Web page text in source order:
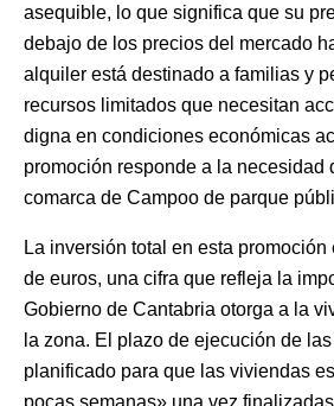
asequible, lo que significa que su
debajo de los precios del mercado
alquiler está destinado a familias y
recursos limitados que necesitan
digna en condiciones económicas
promoción responde a la necesidad
comarca de Campoo de parque
La inversión total en esta
de euros, una cifra que refleja la
Gobierno de Cantabria otorga a la
la zona. El plazo de ejecución de
planificado para que las viviendas
pocas semanas» una vez